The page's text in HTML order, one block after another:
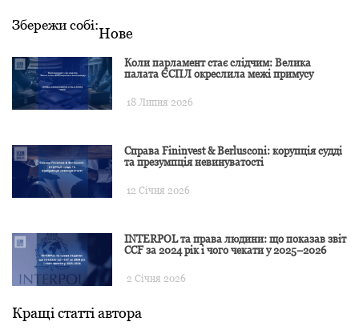
Збережи собі:Нове
Коли парламент стає слідчим: Велика
палата ЄСПЛ окреслила межі примусу
18 Липня 2026
Справа Fininvest & Berlusconi: корупція судді
та презумпція невинуватості
12 Січня 2026
INTERPOL та права людини: що показав звіт
CCF за 2024 рік і чого чекати у 2025–2026
2 Січня 2026
Кращі статті автора